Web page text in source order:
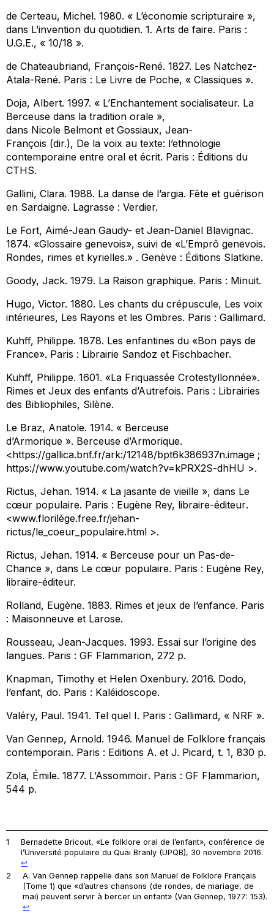
de Certeau, Michel. 1980. « L’économie scripturaire »,
dans L’invention du quotidien. 1. Arts de faire. Paris :
U.G.E., « 10/18 ».
de Chateaubriand, François-René. 1827. Les Natchez-
Atala-René. Paris : Le Livre de Poche, « Classiques ».
Doja, Albert. 1997. « L’Enchantement socialisateur. La
Berceuse dans la tradition orale »,
dans Nicole Belmont et Gossiaux, Jean-
François (dir.), De la voix au texte: l’ethnologie
contemporaine entre oral et écrit. Paris : Éditions du
CTHS.
Gallini, Clara. 1988. La danse de l’argia. Fête et guérison
en Sardaigne. Lagrasse : Verdier.
Le Fort, Aimé-Jean Gaudy- et Jean-Daniel Blavignac.
1874. «Glossaire genevois», suivi de «L’Emprô genevois.
Rondes, rimes et kyrielles.» . Genève : Éditions Slatkine.
Goody, Jack. 1979. La Raison graphique. Paris : Minuit.
Hugo, Victor. 1880. Les chants du crépuscule, Les voix
intérieures, Les Rayons et les Ombres. Paris : Gallimard.
Kuhff, Philippe. 1878. Les enfantines du «Bon pays de
France». Paris : Librairie Sandoz et Fischbacher.
Kuhff, Philippe. 1601. «La Friquassée Crotestyllonnée».
Rimes et Jeux des enfants d’Autrefois. Paris : Librairies
des Bibliophiles, Silène.
Le Braz, Anatole. 1914. « Berceuse
d’Armorique ». Berceuse d’Armorique.
<https://gallica.bnf.fr/ark:/12148/bpt6k386937n.image ;
https://www.youtube.com/watch?v=kPRX2S-dhHU >.
Rictus, Jehan. 1914. « La jasante de vieille », dans Le
cœur populaire. Paris : Eugène Rey, libraire-éditeur.
<www.florilège.free.fr/jehan-
rictus/le_coeur_populaire.html >.
Rictus, Jehan. 1914. « Berceuse pour un Pas-de-
Chance », dans Le cœur populaire. Paris : Eugène Rey,
libraire-éditeur.
Rolland, Eugène. 1883. Rimes et jeux de l’enfance. Paris
: Maisonneuve et Larose.
Rousseau, Jean-Jacques. 1993. Essai sur l’origine des
langues. Paris : GF Flammarion, 272 p.
Knapman, Timothy et Helen Oxenbury. 2016. Dodo,
l’enfant, do. Paris : Kaléidoscope.
Valéry, Paul. 1941. Tel quel I. Paris : Gallimard, « NRF ».
Van Gennep, Arnold. 1946. Manuel de Folklore français
contemporain. Paris : Editions A. et J. Picard, t. 1, 830 p.
Zola, Émile. 1877. L’Assommoir. Paris : GF Flammarion,
544 p.
1
Bernadette Bricout, «Le folklore oral de l’enfant», conférence de
l’Université populaire du Quai Branly (UPQB), 30 novembre 2016.
↩︎
2
A. Van Gennep rappelle dans sonManuel de Folklore Français
(Tome 1) que «d’autres chansons (de rondes, de mariage, de
mai) peuvent servir à bercer un enfant» (Van Gennep, 1977: 153).
↩︎